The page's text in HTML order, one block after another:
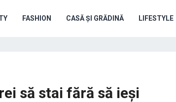
FASHION CASĂ ȘI GRĂDINĂ LIFESTYLE
să stai fără să ieși